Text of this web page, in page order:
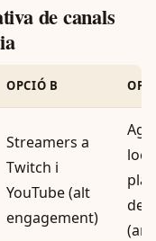
de canals
OPCIÓ B
Streamers a
Twitch i
YouTube (alt
engagement)
de